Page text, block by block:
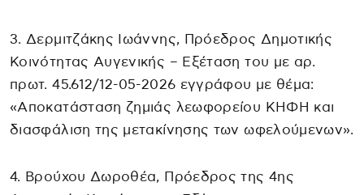
3. Δερμιτζάκης Ιωάννης, Πρόεδρος Δημοτικής
Κοινότητας Αυγενικής – Εξέταση του με αρ.
πρωτ. 45.612/12-05-2026 εγγράφου με θέμα:
«Αποκατάσταση ζημιάς λεωφορείου ΚΗΦΗ και
διασφάλιση της μετακίνησης των ωφελούμενων».
4. Βρούχου Δωροθέα, Πρόεδρος της 4ης